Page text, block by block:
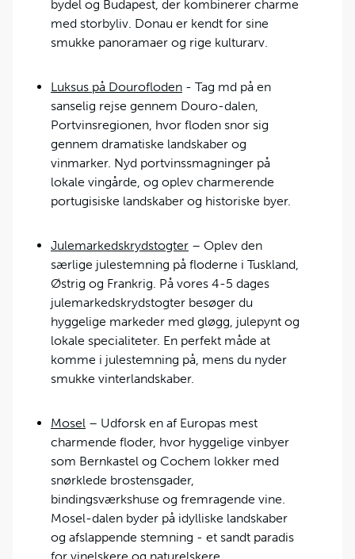
bydel og Budapest, der kombinerer charme
med storbyliv. Donau er kendt for sine
smukke panoramaer og rige kulturarv.
Luksus på Dourofloden - Tag md på en
sanselig rejse gennem Douro-dalen,
Portvinsregionen, hvor floden snor sig
gennem dramatiske landskaber og
vinmarker. Nyd portvinssmagninger på
lokale vingårde, og oplev charmerende
portugisiske landskaber og historiske byer.
Julemarkedskrydstogter – Oplev den
særlige julestemning på floderne i Tuskland,
Østrig og Frankrig. På vores 4-5 dages
julemarkedskrydstogter besøger du
hyggelige markeder med gløgg, julepynt og
lokale specialiteter. En perfekt måde at
komme i julestemning på, mens du nyder
smukke vinterlandskaber.
Mosel – Udforsk en af Europas mest
charmende floder, hvor hyggelige vinbyer
som Bernkastel og Cochem lokker med
snørklede brostensgader,
bindingsværkshuse og fremragende vine.
Mosel-dalen byder på idylliske landskaber
og afslappende stemning - et sandt paradis